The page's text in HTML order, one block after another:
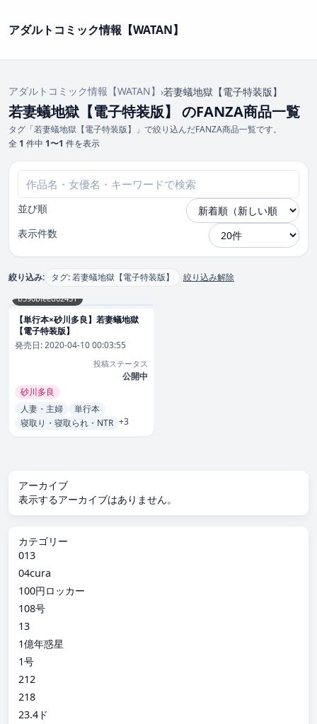
アダルトコミック情報【WATAN】
アダルトコミック情報【WATAN】 ›若妻蟻地獄【電子特装版】
若妻蟻地獄【電子特装版】 のFANZA商品一覧
タグ「若妻蟻地獄【電子特装版】」で絞り込んだFANZA商品一覧です。
全 1 件中 1〜1 件を表示
並び順
表示件数
絞り込み: タグ: 若妻蟻地獄【電子特装版】 絞り込み解除
b390bleed02431
【単行本×砂川多良】若妻蟻地獄
【電子特装版】
発売日:2020-04-10 00:03:55
投稿ステータス
公開中
砂川多良
人妻・主婦
単行本
寝取り・寝取られ・NTR +3
アーカイブ
表示するアーカイブはありません。
カテゴリー
013
04cura
100円ロッカー
108号
13
1億年惑星
1号
212
218
23.4ド